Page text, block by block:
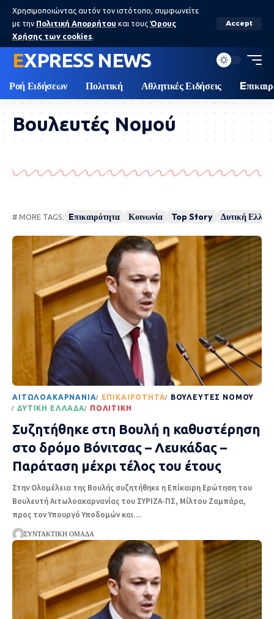
Χρησιμοποιώντας αυτόν τον ιστότοπο, συμφωνείτε
με την Πολιτική Απορρήτου και τους Όρους
Χρήσης των cookies.
Accept
EXPRESS NEWS
Ροή Ειδήσεων Πολιτική Αθλητικές Ειδήσεις
Βουλευτές Νομού
# MORE TAGS: Eπικαιρότητα Κοινωνία Top Story Δυτική
AΙΤΩΛΟΑΚΑΡΝΑΝΊΑ EΠΙΚΑΙΡΌΤΗΤΑ
ΒΟΥΛΕΥΤΈΣ ΝΟΜΟΎ
ΔΥΤΙΚΉ ΕΛΛΆΔΑ
ΠΟΛΙΤΙΚΉ
Συζητήθηκε στη Βουλή η καθυστέρηση
στο δρόμο Βόνιτσας – Λευκάδας –
Παράταση μέχρι τέλος του έτους
Στην Ολομέλεια της Βουλής συζητήθηκε η Επίκαιρη Ερώτηση του
Βουλευτή Αιτωλοακαρνανίας του ΣΥΡΙΖΑ-ΠΣ, Μίλτου Ζαμπάρα,
προς τον Υπουργό Υποδομών και…
ΣΥΝΤΑΚΤΙΚΉ ΟΜΆΔΑ